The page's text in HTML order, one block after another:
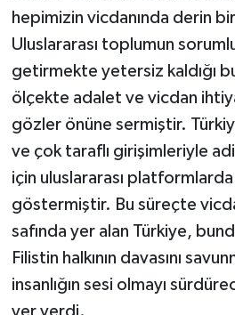
hepimizin vicdanında derin bir
Uluslararası toplumun
getirmekte yetersiz kaldığı
ölçekte adalet ve vicdan
gözler önüne sermiştir.
ve çok taraflı girişimleriyle
için uluslararası
göstermiştir. Bu süreçte
safında yer alan Türkiye,
Filistin halkının davasını
insanlığın sesi olmayı